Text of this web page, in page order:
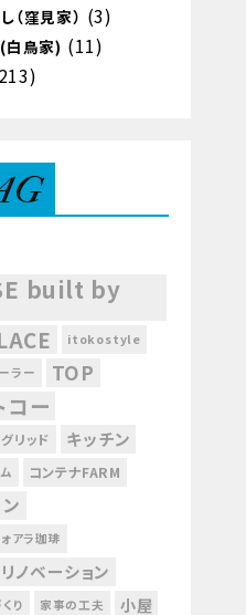
（窪見家） (3)
白鳥家) (11)
built by
itokostyle
ラー TOP
コー
リッド キッチン
コンテナFARM
アラ珈琲
ノベーション
り 家事の工夫 小屋